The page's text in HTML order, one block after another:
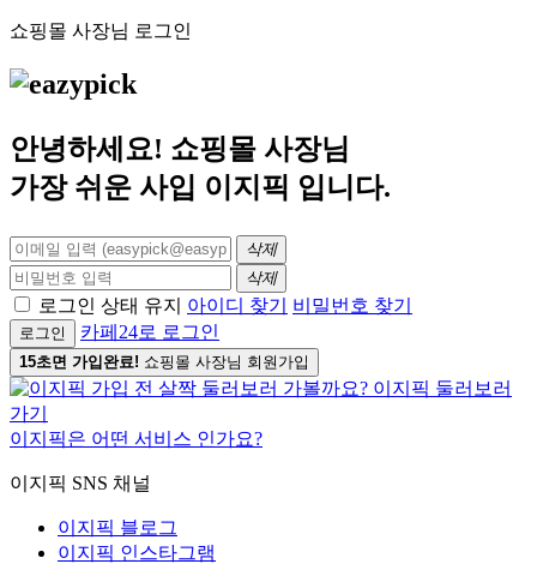
쇼핑몰 사장님 로그인
안녕하세요! 쇼핑몰 사장님
가장 쉬운 사입 이지픽 입니다.
삭제
삭제
로그인 상태 유지 아이디 찾기 비밀번호 찾기
로그인 카페24로 로그인
15초면 가입완료! 쇼핑몰 사장님 회원가입
이지픽은 어떤 서비스 인가요?
이지픽 SNS 채널
이지픽 블로그
이지픽 인스타그램